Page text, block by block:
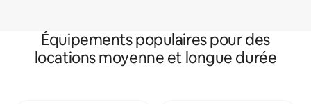
Équipements populaires pour des
locations moyenne et longue durée